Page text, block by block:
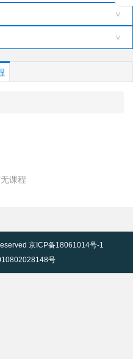
>
>
课程
京ICP备18061014号-1
号